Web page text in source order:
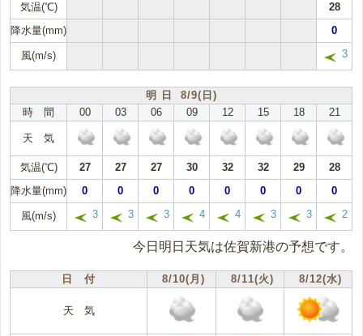
気温(℃)
28
降水量(mm)
0
風(m/s) 3
明 日 8/9(日)
時 間
00 03 06 09 12 15 18 21
天 気
気温(℃) 27 27 27 30 32 32 29
28
降水量(mm)
0 0 0 0 0 0 0 0
風(m/s) 3 3 3 4 4 3 3 2
今日明日天気は佐賀新港の予想です。
日 付 8/10(月) 8/11(火) 8/12(水)
天 気